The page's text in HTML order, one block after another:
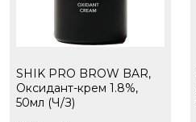
SHIK PRO BROW BAR,
Оксидант-крем 1.8%,
50мл (Ч/З)